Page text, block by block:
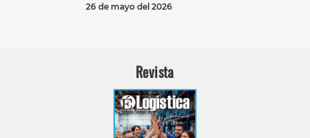
26 de mayo del 2026
Revista